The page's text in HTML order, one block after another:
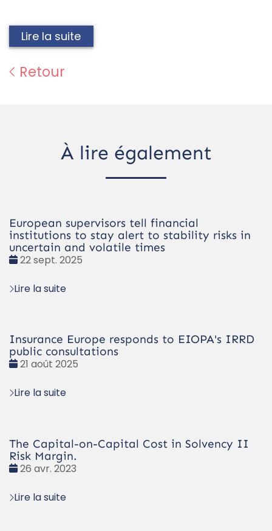
Lire la suite
Retour
À lire également
European supervisors tell financial
institutions to stay alert to stability risks in
uncertain and volatile times
Date
22 sept. 2025
Lire la suite
Insurance Europe responds to EIOPA's IRRD
public consultations
Date
21 août 2025
Lire la suite
The Capital-on-Capital Cost in Solvency II
Risk Margin.
Date
26 avr. 2023
Lire la suite